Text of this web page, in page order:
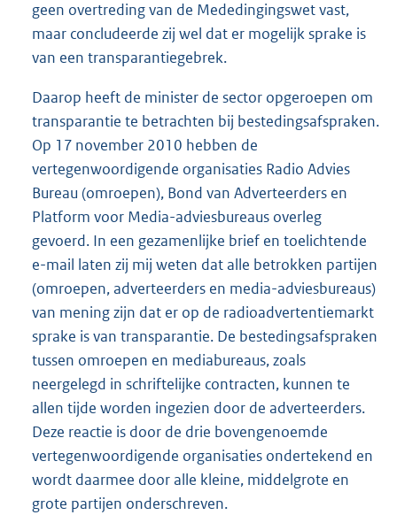
geen overtreding van de Mededingingswet vast,
maar concludeerde zij wel dat er mogelijk sprake is
van een transparantiegebrek.
Daarop heeft de minister de sector opgeroepen om
transparantie te betrachten bij bestedingsafspraken.
Op 17 november 2010 hebben de
vertegenwoordigende organisaties Radio Advies
Bureau (omroepen), Bond van Adverteerders en
Platform voor Media-adviesbureaus overleg
gevoerd. In een gezamenlijke brief en toelichtende
e-mail laten zij mij weten dat alle betrokken partijen
(omroepen, adverteerders en media-adviesbureaus)
van mening zijn dat er op de radioadvertentiemarkt
sprake is van transparantie. De bestedingsafspraken
tussen omroepen en mediabureaus, zoals
neergelegd in schriftelijke contracten, kunnen te
allen tijde worden ingezien door de adverteerders.
Deze reactie is door de drie bovengenoemde
vertegenwoordigende organisaties ondertekend en
wordt daarmee door alle kleine, middelgrote en
grote partijen onderschreven.